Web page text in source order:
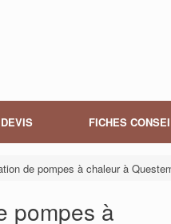
FICHES
de pompes à chaleur à
pompes à